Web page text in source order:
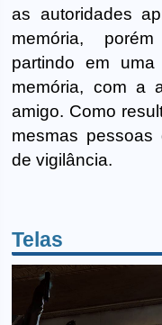
as autoridades
memória,
partindo em
memória, com a
amigo. Como
mesmas
de vigilância.
Telas